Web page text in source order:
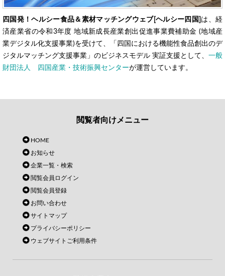
四国発！ヘルシー食品＆素材マッチングウェブ[ヘルシー四国] は、経
済産業省の令和3年度 地域新成長産業創出促進事業費補助金 (地域産
業デジタル化支援事業)を受けて、「四国における機能性食品創出のデ
ジタルマッチング支援事業」のビジネスモデル 実証支援として、 一般
財団法人 四国産業・技術振興センターが運営しています。
閲覧者向けメニュー
HOME
お知らせ
企業一覧・検索
閲覧会員ログイン
閲覧会員登録
お問い合わせ
サイトマップ
プライバシーポリシー
ウェブサイトご利用条件